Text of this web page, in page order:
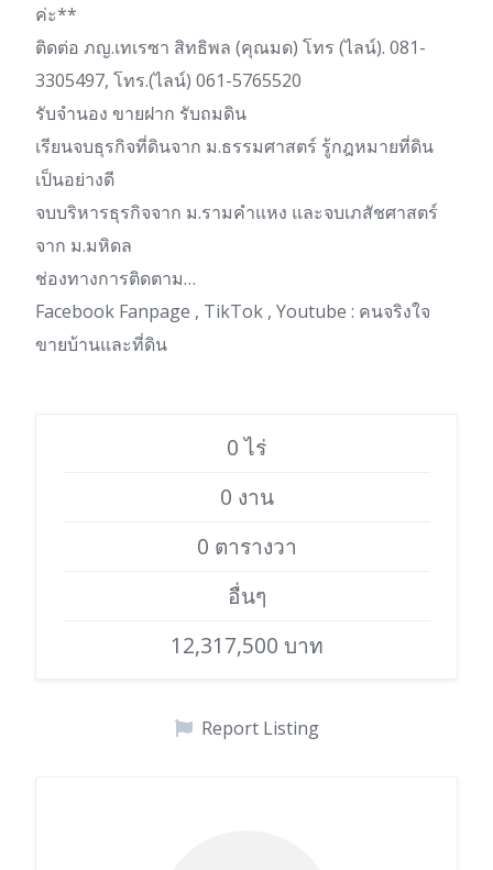
ค่ะ**
ติดต่อ ภญ.เทเรซา สิทธิพล (คุณมด) โทร (ไลน์). 081-
3305497, โทร.(ไลน์) 061-5765520
รับจำนอง ขายฝาก รับถมดิน
เรียนจบธุรกิจที่ดินจาก ม.ธรรมศาสตร์ รู้กฎหมายที่ดิน
เป็นอย่างดี
จบบริหารธุรกิจจาก ม.รามคำแหง และจบเภสัชศาสตร์
จาก ม.มหิดล
ช่องทางการติดตาม…
Facebook Fanpage , TikTok , Youtube : คนจริงใจ
ขายบ้านและที่ดิน
0 ไร่
0 งาน
0 ตารางวา
อื่นๆ
12,317,500 บาท
Report Listing